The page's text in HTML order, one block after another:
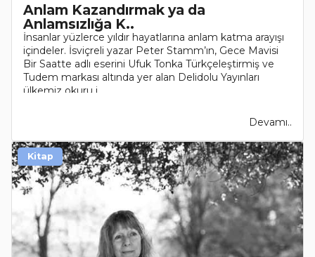
Anlam Kazandırmak ya da
Anlamsızlığa K..
İnsanlar yüzlerce yıldır hayatlarına anlam katma arayışı
içindeler. İsviçreli yazar Peter Stamm’ın, Gece Mavisi
Bir Saatte adlı eserini Ufuk Tonka Türkçeleştirmiş ve
Tudem markası altında yer alan Delidolu Yayınları
ülkemiz okuru i..
Devamı..
Kitap